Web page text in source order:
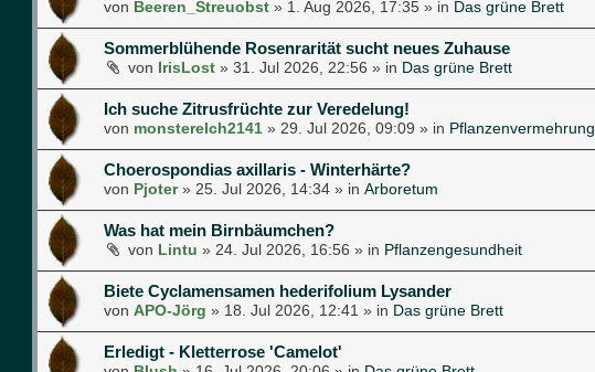
von Beeren_Streuobst » 1. Aug 2026, 17:35 » in Das grüne Brett
Sommerblühende Rosenrarität sucht neues Zuhause
von IrisLost » 31. Jul 2026, 22:56 » in Das grüne Brett
Ich suche Zitrusfrüchte zur Veredelung!
von monsterelch2141 » 29. Jul 2026, 09:09 » in Pflanzenvermehrung
Choerospondias axillaris - Winterhärte?
von Pjoter» 25. Jul 2026, 14:34 » in Arboretum
Was hat mein Birnbäumchen?
von Lintu » 24. Jul 2026, 16:56 » in Pflanzengesundheit
Biete Cyclamensamen hederifolium Lysander
von APO-Jörg » 18. Jul 2026, 12:41 » in Das grüne Brett
Erledigt - Kletterrose 'Camelot'